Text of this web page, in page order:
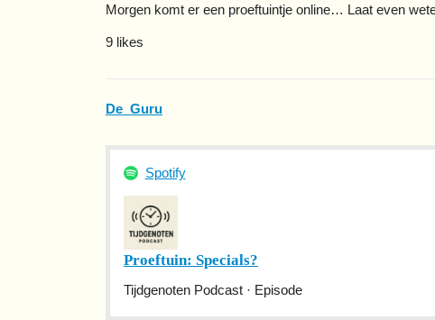
Morgen komt er een proeftuintje online… Laat even
9 likes
De_Guru
Spotify
Proeftuin: Specials?
Tijdgenoten Podcast · Episode